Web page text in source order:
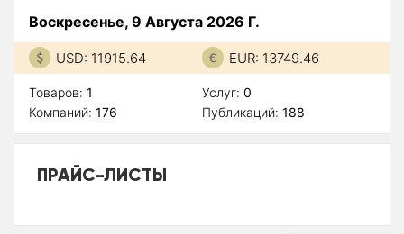
Воскресенье, 9 Августа 2026 Г.
USD: 11915.64 EUR: 13749.46
Товаров: 1
Компаний: 176
Услуг: 0
Публикаций: 188
ПРАЙС-ЛИСТЫ